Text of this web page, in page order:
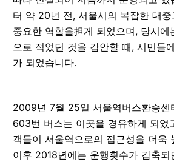
터 약 20년 전, 서울시의 복잡한 대
중요한 역할을担게 되었으며, 당시에
으로 적었던 것을 감안할 때, 시민들
가 되었습니다.
2009년 7월 25일 서울역버스환승센
603번 버스는 이곳을 경유하게 되었
객들이 서울역으로의 접근성을 더욱
이후 2018년에는 운행횟수가 감축되